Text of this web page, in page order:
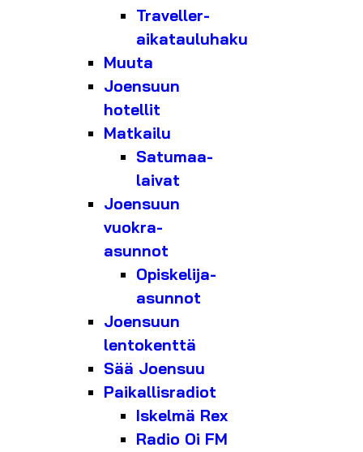
Traveller-
aikatauluhaku
Muuta
Joensuun
hotellit
Matkailu
Satumaa-
laivat
Joensuun
vuokra-
asunnot
Opiskelija-
asunnot
Joensuun
lentokenttä
Sää Joensuu
Paikallisradiot
Iskelmä Rex
Radio Oi FM